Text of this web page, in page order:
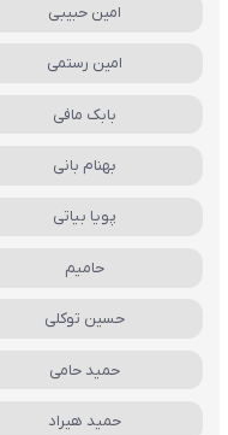
امین حبیبی
امین رستمی
بابک مافی
بهنام بانی
پویا بیاتی
حامیم
حسین توکلی
حمید حامی
حمید هیراد